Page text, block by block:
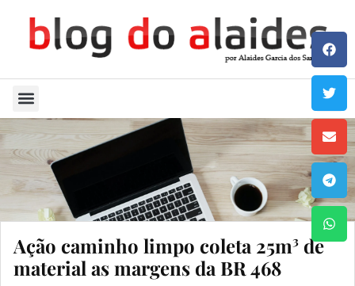
Ação caminho limpo coleta 25m³ de
material as margens da BR 468